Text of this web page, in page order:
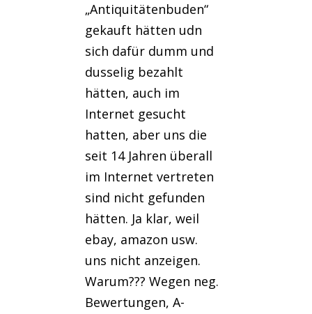
„Antiquitätenbuden“
gekauft hätten udn
sich dafür dumm und
dusselig bezahlt
hätten, auch im
Internet gesucht
hatten, aber uns die
seit 14 Jahren überall
im Internet vertreten
sind nicht gefunden
hätten. Ja klar, weil
ebay, amazon usw.
uns nicht anzeigen.
Warum??? Wegen neg.
Bewertungen, A-